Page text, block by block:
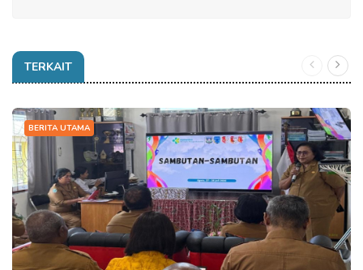
TERKAIT
BERITA UTAMA